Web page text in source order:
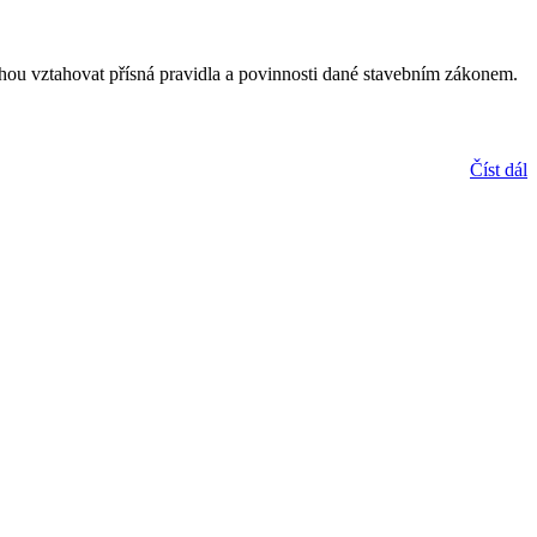
vztahovat přísná pravidla a povinnosti dané stavebním zákonem.
Číst dál